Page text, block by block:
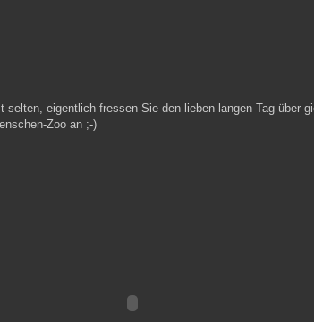
selten, eigentlich fressen Sie den lieben langen Tag über
Zoo an ;-)